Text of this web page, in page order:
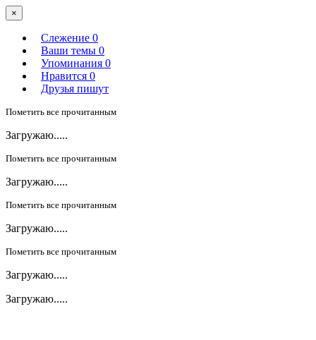
×
Слежение 0
Ваши темы 0
Упоминания 0
Нравится 0
Друзья пишут
Пометить все прочитанным
Загружаю.....
Пометить все прочитанным
Загружаю.....
Пометить все прочитанным
Загружаю.....
Пометить все прочитанным
Загружаю.....
Загружаю.....